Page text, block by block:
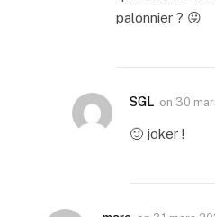
palonnier ? 😛
SGL on 30
🙂 joker !